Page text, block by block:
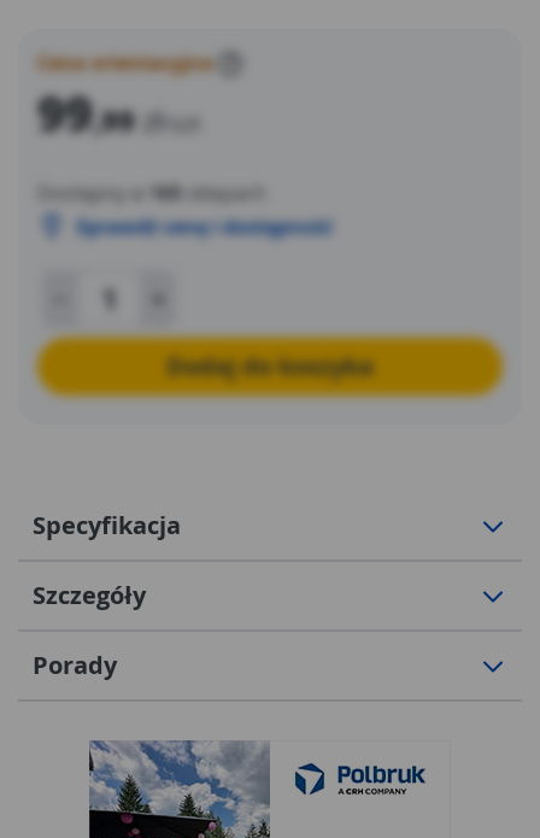
Cena orientacyjna
99,99 zł
Dostępny w 165
sklepach
Sprawdź cenę i dostępność
Dodaj do koszyka
Specyfikacja
Szczegóły
Porady